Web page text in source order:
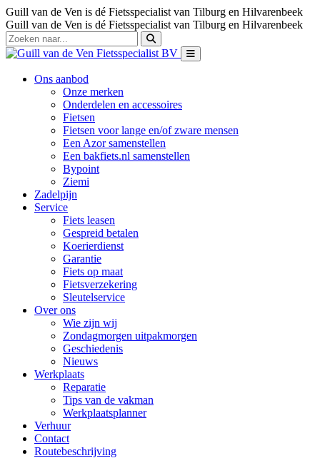
Guill van de Ven is dé Fietsspecialist van Tilburg en Hilvarenbeek
Guill van de Ven is dé Fietsspecialist van Tilburg en Hilvarenbeek
Ons aanbod
Onze merken
Onderdelen en accessoires
Fietsen
Fietsen voor lange en/of zware mensen
Een Azor samenstellen
Een bakfiets.nl samenstellen
Bypoint
Ziemi
Zadelpijn
Service
Fiets leasen
Gespreid betalen
Koerierdienst
Garantie
Fiets op maat
Fietsverzekering
Sleutelservice
Over ons
Wie zijn wij
Zondagmorgen uitpakmorgen
Geschiedenis
Nieuws
Werkplaats
Reparatie
Tips van de vakman
Werkplaatsplanner
Verhuur
Contact
Routebeschrijving